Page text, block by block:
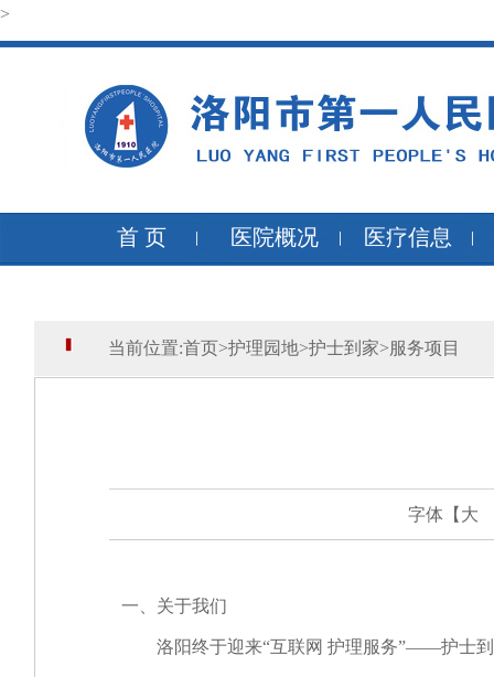
>
首 页 医院概况 医疗信息
当前位置:首页>护理园地>护士到家>服务项目
字体【 大
一、关于我们
洛阳终于迎来“互联网 护理服务”——护士到